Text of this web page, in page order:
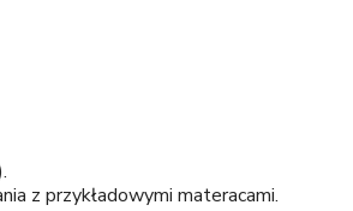
z przykładowymi materacami.